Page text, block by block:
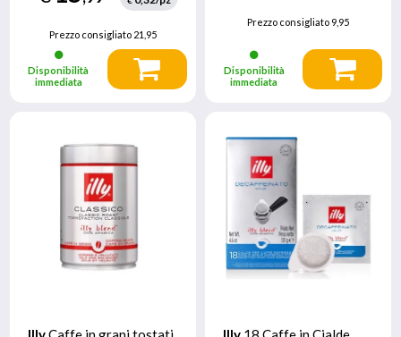
Prezzo consigliato21,95
Disponibilità
immediata
Prezzo consigliato 9,95
Disponibilità
immediata